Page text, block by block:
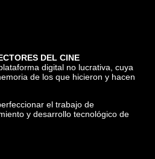
DEL CINE
digital no lucrativa, cuya
de los que hicieron y hacen
el trabajo de
y desarrollo tecnológico de